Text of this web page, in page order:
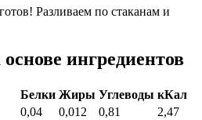
Разливаем по стаканам и
ингредиентов
Белки Жиры Углеводы кКал
0,04 0,012 0,81
2,47